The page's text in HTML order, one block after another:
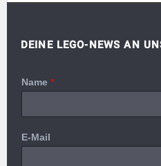
DEINE LEGO-NEWS AN
Name *
E-Mail